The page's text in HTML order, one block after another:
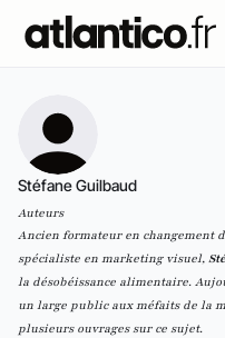
Stéfane Guilbaud
Auteurs
Ancien formateur en changement
spécialiste en marketing visuel,
la désobéissance alimentaire.
un large public aux méfaits de la
plusieurs ouvrages sur ce sujet.